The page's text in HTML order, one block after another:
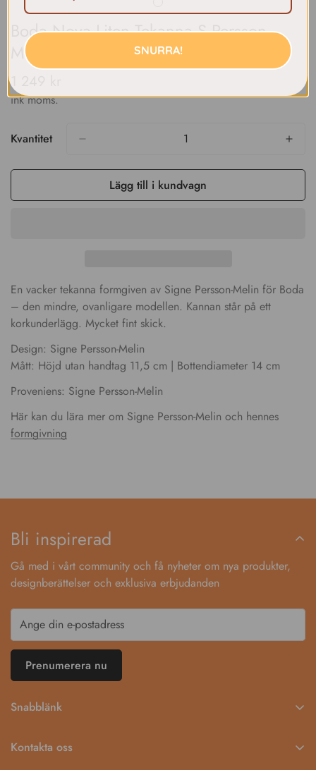
Boda Nova Liten Tekanna S Persson-
Melin
pris
1 249 kr
ink moms.
Kvantitet
Lägg till i kundvagn
En vacker tekanna formgiven av Signe Persson-Melin för Boda
– den mindre, ovanligare modellen. Kannan står på ett
korkunderlägg. Mycket fint skick.
Design: Signe Persson-Melin
Mått: Höjd utan handtag 11,5 cm | Bottendiameter 14 cm
Proveniens: Signe Persson-Melin
Här kan du lära mer om Signe Persson-Melin och hennes
formgivning
Bli inspirerad
Gå med i vårt community och få nyheter om nya produkter,
designberättelser och exklusiva erbjudanden
Prenumerera nu
Snabblänk
Kontakta oss
Confirm your age
SNURRA!